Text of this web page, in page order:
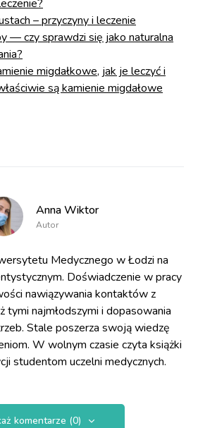
– przyczyny i leczenie
— czy sprawdzi się jako naturalna
migdałkowe, jak je leczyć i
są kamienie migdałowe
Anna Wiktor
Autor
Medycznego w Łodzi na
Doświadczenie w pracy
nawiązywania kontaktów z
tymi najmłodszymi i dopasowania
Stale poszerza swoją wiedzę
W wolnym czasie czyta książki
studentom uczelni medycznych.
komentarze (0)